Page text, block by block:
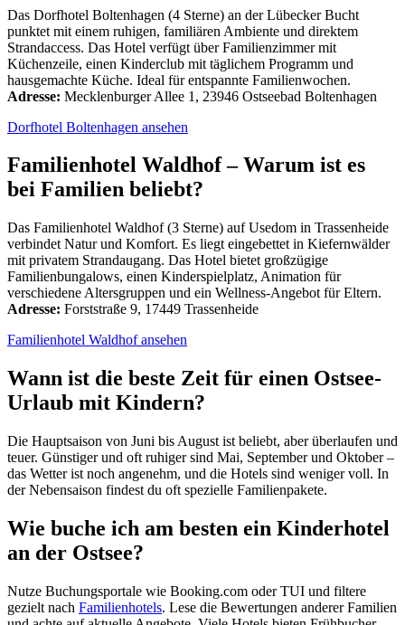
Das Dorfhotel Boltenhagen (4 Sterne) an der Lübecker Bucht
punktet mit einem ruhigen, familiären Ambiente und direktem
Strandaccess. Das Hotel verfügt über Familienzimmer mit
Küchenzeile, einen Kinderclub mit täglichem Programm und
hausgemachte Küche. Ideal für entspannte Familienwochen.
Adresse: Mecklenburger Allee 1, 23946 Ostseebad Boltenhagen
Dorfhotel Boltenhagen ansehen
Familienhotel Waldhof – Warum ist es
bei Familien beliebt?
Das Familienhotel Waldhof (3 Sterne) auf Usedom in Trassenheide
verbindet Natur und Komfort. Es liegt eingebettet in Kiefernwälder
mit privatem Strandaugang. Das Hotel bietet großzügige
Familienbungalows, einen Kinderspielplatz, Animation für
verschiedene Altersgruppen und ein Wellness-Angebot für Eltern.
Adresse: Forststraße 9, 17449 Trassenheide
Familienhotel Waldhof ansehen
Wann ist die beste Zeit für einen Ostsee-
Urlaub mit Kindern?
Die Hauptsaison von Juni bis August ist beliebt, aber überlaufen und
teuer. Günstiger und oft ruhiger sind Mai, September und Oktober –
das Wetter ist noch angenehm, und die Hotels sind weniger voll. In
der Nebensaison findest du oft spezielle Familienpakete.
Wie buche ich am besten ein Kinderhotel
an der Ostsee?
Nutze Buchungsportale wie Booking.com oder TUI und filtere
gezielt nach Familienhotels. Lese die Bewertungen anderer Familien